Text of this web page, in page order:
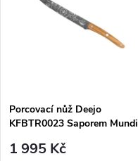
p
s
p
Porcovací nůž Deejo
KFBTR0023 Saporem Mundi
1 995 Kč